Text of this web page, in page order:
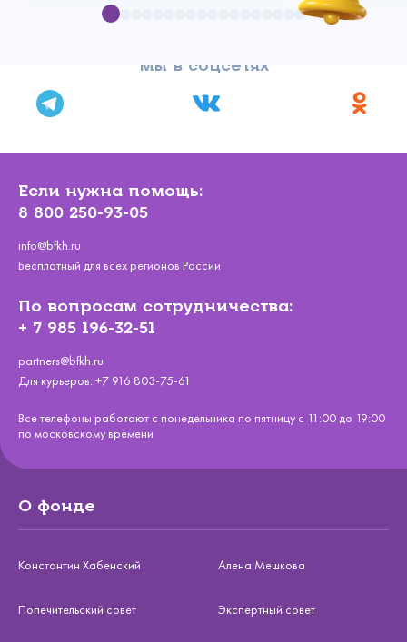
Мы в соцсетях
Если нужна помощь:
8 800 250-93-05
info@bfkh.ru
Бесплатный для всех регионов России
По вопросам сотрудничества:
+ 7 985 196-32-51
partners@bfkh.ru
Для курьеров: +7 916 803-75-61
Все телефоны работают с понедельника по пятницу с 11:00 до 19:00
по московскому времени
О фонде
Константин Хабенский Алена Мешкова
Попечительский совет Экспертный совет